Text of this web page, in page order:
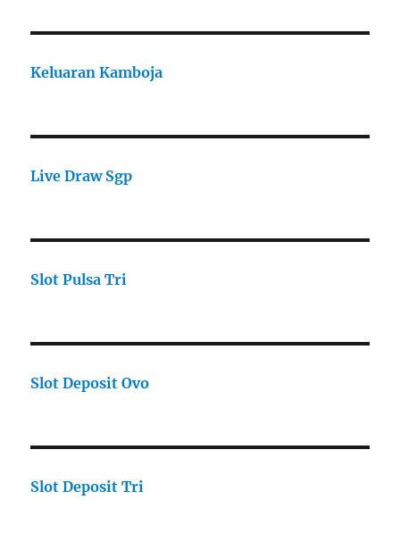
Keluaran Kamboja
Live Draw Sgp
Slot Pulsa Tri
Slot Deposit Ovo
Slot Deposit Tri